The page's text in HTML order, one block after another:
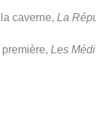
caverne, La
Les